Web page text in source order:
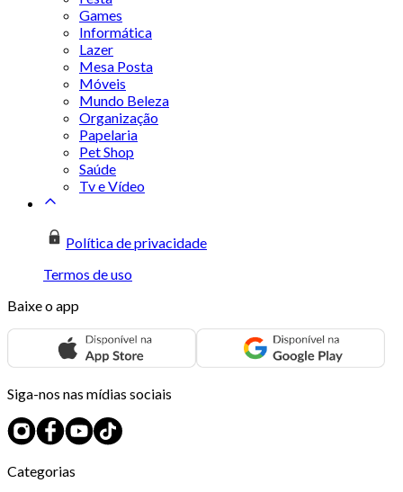
Games
Informática
Lazer
Mesa Posta
Móveis
Mundo Beleza
Organização
Papelaria
Pet Shop
Saúde
Tv e Vídeo
Política de privacidade
Termos de uso
Baixe o app
Siga-nos nas mídias sociais
Categorias